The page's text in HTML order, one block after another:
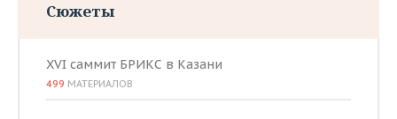
Сюжеты
XVI саммит БРИКС в Казани
499 МАТЕРИАЛОВ